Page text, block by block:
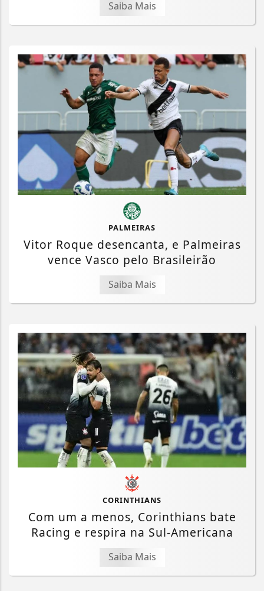
Saiba Mais
PALMEIRAS
Vitor Roque desencanta, e Palmeiras
vence Vasco pelo Brasileirão
Saiba Mais
CORINTHIANS
Com um a menos, Corinthians bate
Racing e respira na Sul-Americana
Saiba Mais